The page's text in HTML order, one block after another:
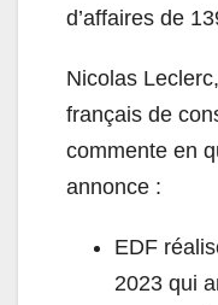
d’affaires de
Nicolas
français de
commente en
annonce :
EDF
2023 qui